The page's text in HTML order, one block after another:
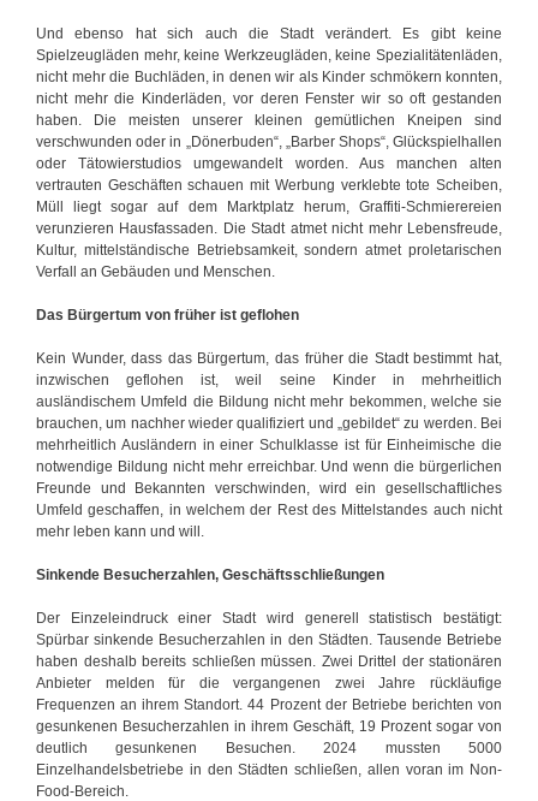
Und ebenso hat sich auch die Stadt verändert. Es gibt keine
Spielzeugläden mehr, keine Werkzeugläden, keine Spezialitätenläden,
nicht mehr die Buchläden, in denen wir als Kinder schmökern konnten,
nicht mehr die Kinderläden, vor deren Fenster wir so oft gestanden
haben. Die meisten unserer kleinen gemütlichen Kneipen sind
verschwunden oder in „Dönerbuden“, „Barber Shops“, Glückspielhallen
oder Tätowierstudios umgewandelt worden. Aus manchen alten
vertrauten Geschäften schauen mit Werbung verklebte tote Scheiben,
Müll liegt sogar auf dem Marktplatz herum, Graffiti-Schmierereien
verunzieren Hausfassaden. Die Stadt atmet nicht mehr Lebensfreude,
Kultur, mittelständische Betriebsamkeit, sondern atmet proletarischen
Verfall an Gebäuden und Menschen.
Das Bürgertum von früher ist geflohen
Kein Wunder, dass das Bürgertum, das früher die Stadt bestimmt hat,
inzwischen geflohen ist, weil seine Kinder in mehrheitlich
ausländischem Umfeld die Bildung nicht mehr bekommen, welche sie
brauchen, um nachher wieder qualifiziert und „gebildet“ zu werden. Bei
mehrheitlich Ausländern in einer Schulklasse ist für Einheimische die
notwendige Bildung nicht mehr erreichbar. Und wenn die bürgerlichen
Freunde und Bekannten verschwinden, wird ein gesellschaftliches
Umfeld geschaffen, in welchem der Rest des Mittelstandes auch nicht
mehr leben kann und will.
Sinkende Besucherzahlen, Geschäftsschließungen
Der Einzeleindruck einer Stadt wird generell statistisch bestätigt:
Spürbar sinkende Besucherzahlen in den Städten. Tausende Betriebe
haben deshalb bereits schließen müssen. Zwei Drittel der stationären
Anbieter melden für die vergangenen zwei Jahre rückläufige
Frequenzen an ihrem Standort. 44 Prozent der Betriebe berichten von
gesunkenen Besucherzahlen in ihrem Geschäft, 19 Prozent sogar von
deutlich gesunkenen Besuchen. 2024 mussten 5000
Einzelhandelsbetriebe in den Städten schließen, allen voran im Non-
Food-Bereich.